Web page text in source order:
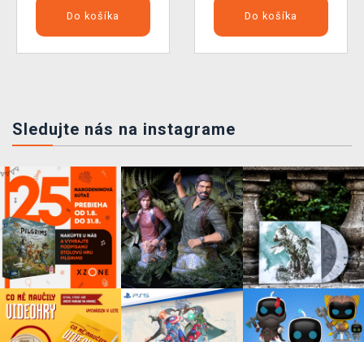
Do košíka Do košíka
Sledujte nás na instagrame